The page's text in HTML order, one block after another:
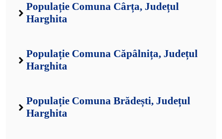
Populație Comuna Cârța, Județul
Harghita
Populație Comuna Căpâlnița, Județul
Harghita
Populație Comuna Brădești, Județul
Harghita